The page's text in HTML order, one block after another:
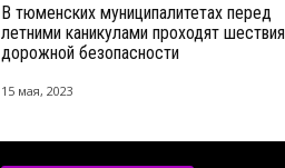
В тюменских муниципалитетах перед
летними каникулами проходят шествия
дорожной безопасности
15 мая, 2023